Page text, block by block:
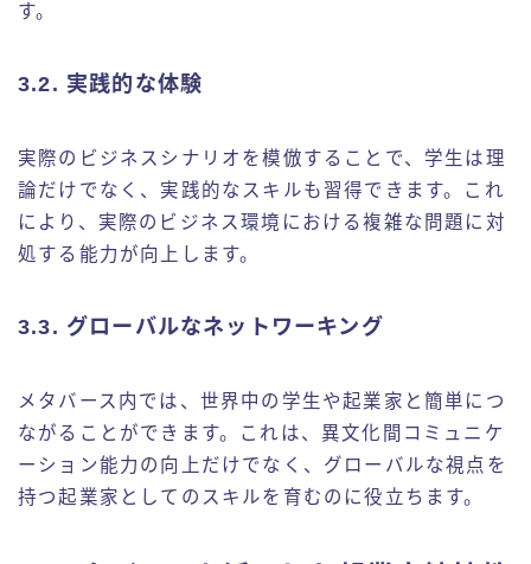
す。
3.2. 実践的な体験
実際のビジネスシナリオを模倣することで、学生は理
論だけでなく、実践的なスキルも習得できます。これ
により、実際のビジネス環境における複雑な問題に対
処する能力が向上します。
3.3. グローバルなネットワーキング
メタバース内では、世界中の学生や起業家と簡単につ
ながることができます。これは、異文化間コミュニケ
ーション能力の向上だけでなく、グローバルな視点を
持つ起業家としてのスキルを育むのに役立ちます。